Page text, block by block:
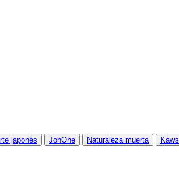
japonés JonOne Naturaleza muerta Kaws